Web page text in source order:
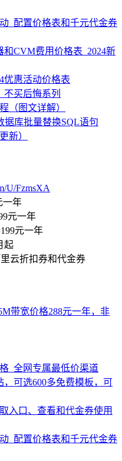
_配置价格表和千元代金券
CVM费用价格表_2024新
优惠活动价格表
不买后悔系列
（图文详解）
据库批量替换SQL语句
新）
U/FzmsXA
一年
元一年
元一年
起
云折扣券和代金券
带宽价格288元一年，非
_全网专属最低价渠道
可选600多免费模板，可
入口、查看和代金券使用
_配置价格表和千元代金券